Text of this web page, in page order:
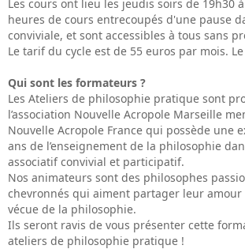
Les cours ont lieu les jeudis soirs de 19h30
heures de cours entrecoupés d'une pause
conviviale, et sont accessibles à tous sans
Le tarif du cycle est de 55 euros par mois.
Qui sont les formateurs ?
Les Ateliers de philosophie pratique sont
l’association Nouvelle Acropole Marseille
Nouvelle Acropole France qui possède une
ans de l’enseignement de la philosophie
associatif convivial et participatif.
Nos animateurs sont des philosophes
chevronnés qui aiment partager leur
vécue de la philosophie.
Ils seront ravis de vous présenter cette
ateliers de philosophie pratique !